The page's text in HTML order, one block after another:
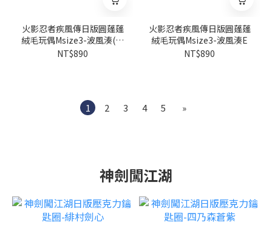
火影忍者疾風傳日版圓蓬蓬
絨毛玩偶Msize3-波風湊(上
忍背心)I
NT$890
火影忍者疾風傳日版圓蓬蓬
絨毛玩偶Msize3-波風湊E
NT$890
1 2 3 4 5 »
神劍闖江湖